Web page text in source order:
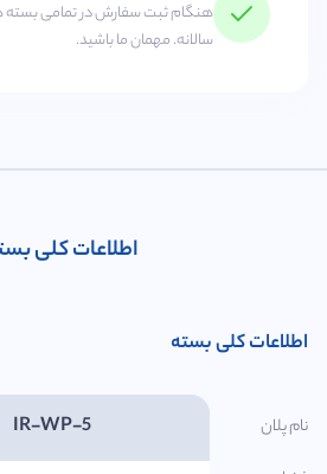
هنگام ثبت سفارش در تمامی
سالانه. مهمان ما باشید.
اطلاعات کلی
اطلاعات کلی بسته
نام پلان
IR-WP-5